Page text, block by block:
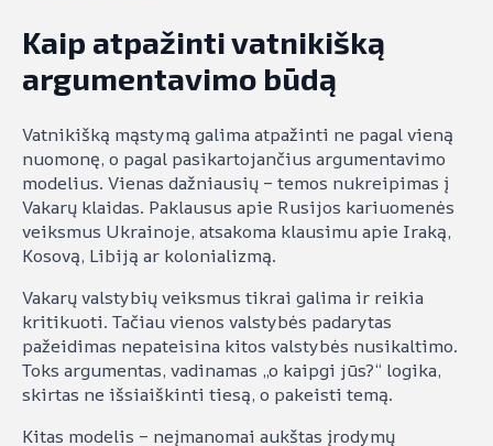
Kaip atpažinti vatnikišką
argumentavimo būdą
Vatnikišką mąstymą galima atpažinti ne pagal vieną
nuomonę, o pagal pasikartojančius argumentavimo
modelius. Vienas dažniausių – temos nukreipimas į
Vakarų klaidas. Paklausus apie Rusijos kariuomenės
veiksmus Ukrainoje, atsakoma klausimu apie Iraką,
Kosovą, Libiją ar kolonializmą.
Vakarų valstybių veiksmus tikrai galima ir reikia
kritikuoti. Tačiau vienos valstybės padarytas
pažeidimas nepateisina kitos valstybės nusikaltimo.
Toks argumentas, vadinamas „o kaipgi jūs?“ logika,
skirtas ne išsiaiškinti tiesą, o pakeisti temą.
Kitas modelis – neįmanomai aukštas įrodymų